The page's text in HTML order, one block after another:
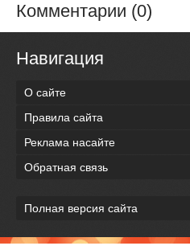
Комментарии (0)
Навигация
О сайте
Правила сайта
Реклама насайте
Обратная связь
Полная версия сайта